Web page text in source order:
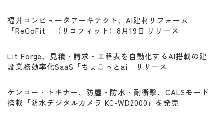
福井コンピュータアーキテクト、AI建材リフォーム
「ReCoFit」（リコフィット）8月19日 リリース
Lit Forge、見積・請求・工程表を自動化するAI搭載の建
設業務効率化SaaS「ちょこっとai」リリース
ケンコー・トキナー、防塵・防水・耐衝撃、CALSモード
搭載「防水デジタルカメラ KC-WD2000」を発売